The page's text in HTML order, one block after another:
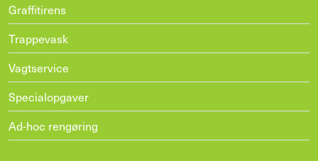
Graffitirens
Trappevask
Vagtservice
Specialopgaver
Ad-hoc rengøring